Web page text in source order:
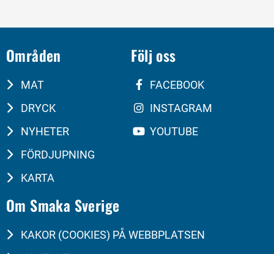
Områden
MAT
DRYCK
NYHETER
FÖRDJUPNING
KARTA
Följ oss
FACEBOOK
INSTAGRAM
YOUTUBE
Om Smaka Sverige
KAKOR (COOKIES) PÅ WEBBPLATSEN